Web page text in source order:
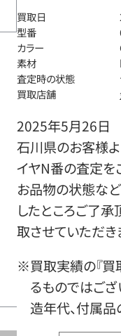
買取日
型番
カラー
素材
査定時の状態
買取店舗
2025年5月26日
石川県のお客様よ
イヤN番の査定を
お品物の状態など
したところご了
取させていただき
※買取実績の『買
るものではござ
造年代、付属品